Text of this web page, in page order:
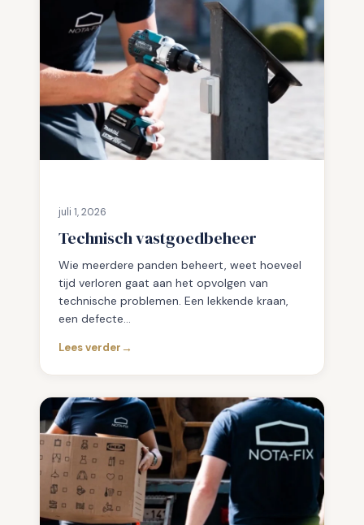
juli 1, 2026
Technisch vastgoedbeheer
Wie meerdere panden beheert, weet hoeveel
tijd verloren gaat aan het opvolgen van
technische problemen. Een lekkende kraan,
een defecte…
Lees verder
:
c
h
n
i
c
h
v